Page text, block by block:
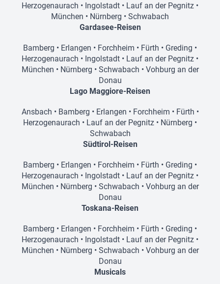
Herzogenaurach • Ingolstadt • Lauf an der Pegnitz •
München • Nürnberg • Schwabach
Gardasee-Reisen
Bamberg • Erlangen • Forchheim • Fürth • Greding •
Herzogenaurach • Ingolstadt • Lauf an der Pegnitz •
München • Nürnberg • Schwabach • Vohburg an der
Donau
Lago Maggiore-Reisen
Ansbach • Bamberg • Erlangen • Forchheim • Fürth •
Herzogenaurach • Lauf an der Pegnitz • Nürnberg •
Schwabach
Südtirol-Reisen
Bamberg • Erlangen • Forchheim • Fürth • Greding •
Herzogenaurach • Ingolstadt • Lauf an der Pegnitz •
München • Nürnberg • Schwabach • Vohburg an der
Donau
Toskana-Reisen
Bamberg • Erlangen • Forchheim • Fürth • Greding •
Herzogenaurach • Ingolstadt • Lauf an der Pegnitz •
München • Nürnberg • Schwabach • Vohburg an der
Donau
Musicals